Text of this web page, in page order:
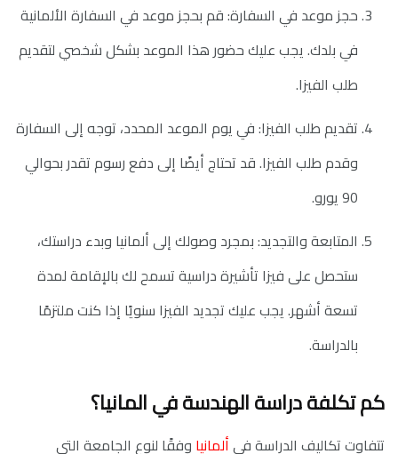
حجز موعد في السفارة: قم بحجز موعد في السفارة الألمانية
في بلدك. يجب عليك حضور هذا الموعد بشكل شخصي لتقديم
طلب الفيزا.
تقديم طلب الفيزا: في يوم الموعد المحدد، توجه إلى السفارة
وقدم طلب الفيزا. قد تحتاج أيضًا إلى دفع رسوم تقدر بحوالي
90 يورو.
المتابعة والتجديد: بمجرد وصولك إلى ألمانيا وبدء دراستك،
ستحصل على فيزا تأشيرة دراسية تسمح لك بالإقامة لمدة
تسعة أشهر. يجب عليك تجديد الفيزا سنويًا إذا كنت ملتزمًا
بالدراسة.
كم تكلفة دراسة الهندسة في المانيا؟
تتفاوتتكاليف الدراسة فيألمانيا وفقًا لنوع الجامعة التي